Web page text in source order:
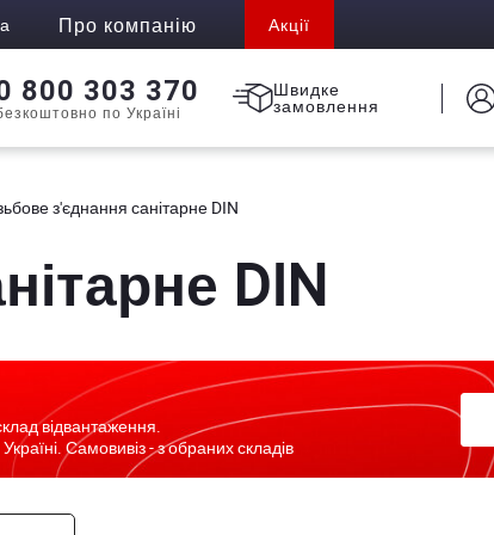
Про компанію Акції
800 303 370
по Україні
Швидке
замовлення
з'єднання санітарне DIN
DIN
відвантаження.
Самовивіз - з обраних складів